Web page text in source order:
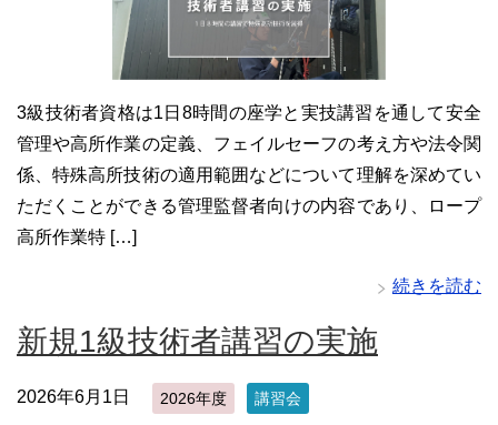
3級技術者資格は1日8時間の座学と実技講習を通して安全
管理や高所作業の定義、フェイルセーフの考え方や法令関
係、特殊高所技術の適用範囲などについて理解を深めてい
ただくことができる管理監督者向けの内容であり、ロープ
高所作業特 […]
続きを読む
新規1級技術者講習の実施
2026年6月1日 2026年度 講習会